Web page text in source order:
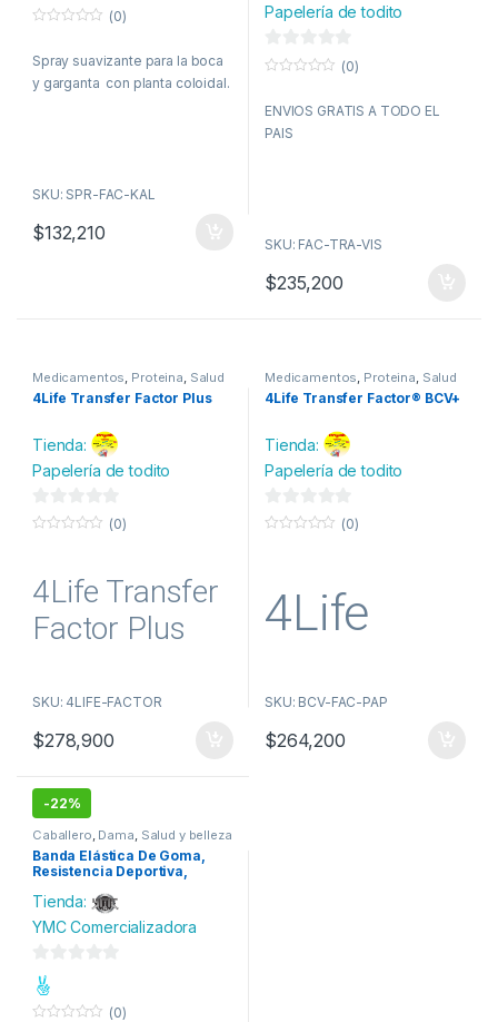
0
e
5
u
o
(0)
Spray suavizante para la boca
y garganta con planta coloidal.
SKU: SPR-FAC-KAL
$132,210
Papelería de todito
0
e
5
u
o
(0)
ENVIOS GRATIS A TODO EL
PAIS
SKU: FAC-TRA-VIS
$235,200
Medicamentos, Proteina, Salud
y belleza Vitaminas
4Life Transfer Factor Plus
Tienda:
Papelería de todito
0
5
o
5
(0)
4Life Transfer
Factor Plus
SKU: 4LIFE-FACTOR
$278,900
Medicamentos, Proteina, Salud
y belleza Vitaminas
4Life Transfer Factor® BCV+
Tienda:
Papelería de todito
0
5
(0)
4Life
Factor
SKU: BCV-FAC-PAP
$264,200
-22%
Caballero, Dama, Salud y belleza
Banda Elástica De Goma,
Resistencia Deportiva,
Tienda:
YMC Comercializadora
0
d
(0)